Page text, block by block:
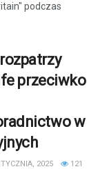
podczas
przeciwko
w
2025 121